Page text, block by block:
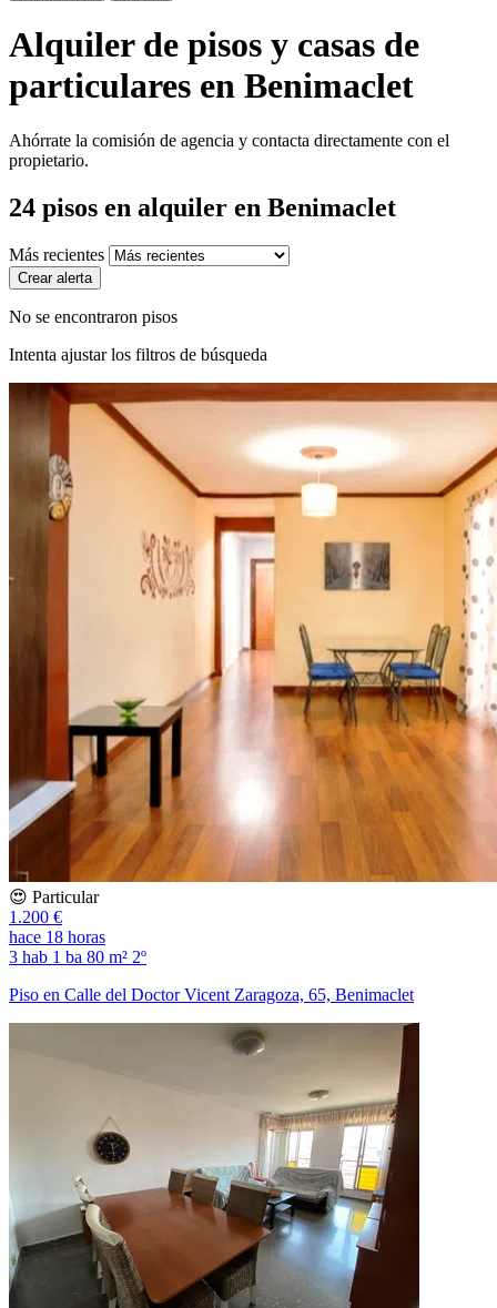
Alquiler de pisos y casas de
particulares en Benimaclet
Ahórrate la comisión de agencia y contacta directamente con el
propietario.
24 pisos en alquiler en Benimaclet
Más recientes
Crear alerta
No se encontraron pisos
Intenta ajustar los filtros de búsqueda
😍 Particular
1.200 €
hace 18 horas
3 hab 1 ba 80 m² 2º
Piso en Calle del Doctor Vicent Zaragoza, 65, Benimaclet